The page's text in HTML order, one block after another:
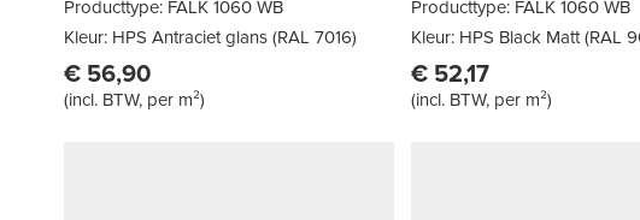
Producttype: FALK 1060 WB
Kleur: HPS Antraciet glans (RAL 7016)
€ 56,90
(incl. BTW, per m²)
Producttype: FALK 1060 WB
Kleur: HPS Black Matt (RAL
€ 52,17
(incl. BTW, per m²)